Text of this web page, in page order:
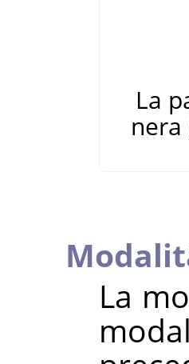
La
La